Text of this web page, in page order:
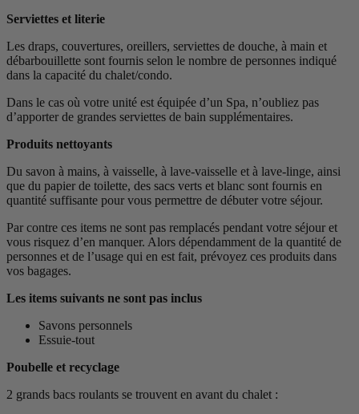
Serviettes et literie
Les draps, couvertures, oreillers, serviettes de douche, à main et
débarbouillette sont fournis selon le nombre de personnes indiqué
dans la capacité du chalet/condo.
Dans le cas où votre unité est équipée d’un Spa, n’oubliez pas
d’apporter de grandes serviettes de bain supplémentaires.
Produits nettoyants
Du savon à mains, à vaisselle, à lave-vaisselle et à lave-linge, ainsi
que du papier de toilette, des sacs verts et blanc sont fournis en
quantité suffisante pour vous permettre de débuter votre séjour.
Par contre ces items ne sont pas remplacés pendant votre séjour et
vous risquez d’en manquer. Alors dépendamment de la quantité de
personnes et de l’usage qui en est fait, prévoyez ces produits dans
vos bagages.
Les items suivants ne sont pas inclus
Savons personnels
Essuie-tout
Poubelle et recyclage
2 grands bacs roulants se trouvent en avant du chalet :